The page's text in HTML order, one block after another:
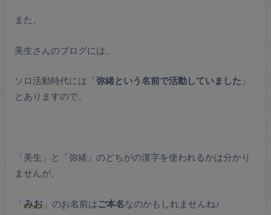
また、
美生さんのブログには、
ソロ活動時代には「弥緒という名前で活動していました 」
とありますので、
「美生」と「弥緒」のどちがの漢字を使われるかは分かり
ませんが、
「みお」のお名前はご本名なのかもしれませんね♪